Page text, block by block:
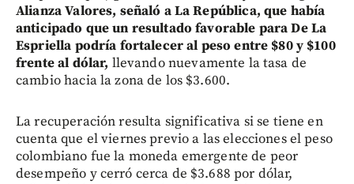
Alianza Valores, señaló a La República, que había
anticipado que un resultado favorable para De La
Espriella podría fortalecer al peso entre $80 y $100
frente al dólar, llevando nuevamente la tasa de
cambio hacia la zona de los $3.600.
La recuperación resulta significativa si se tiene en
cuenta que el viernes previo a las elecciones el peso
colombiano fue la moneda emergente de peor
desempeño y cerró cerca de $3.688 por dólar,